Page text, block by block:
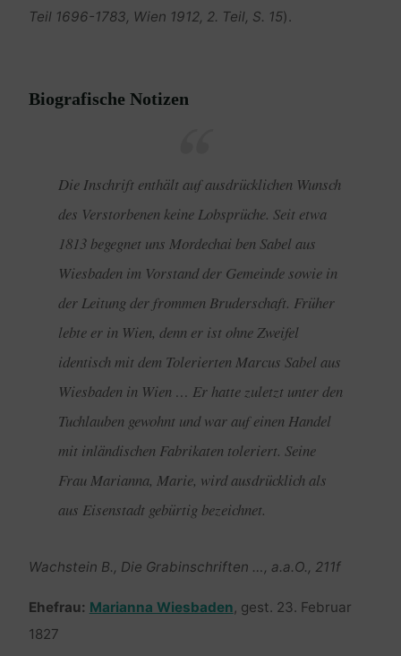
Teil 1696-1783, Wien 1912, 2. Teil, S. 15).
Biografische Notizen
Die Inschrift enthält auf ausdrücklichen Wunsch
des Verstorbenen keine Lobsprüche. Seit etwa
1813 begegnet uns Mordechai ben Sabel aus
Wiesbaden im Vorstand der Gemeinde sowie in
der Leitung der frommen Bruderschaft. Früher
lebte er in Wien, denn er ist ohne Zweifel
identisch mit dem Tolerierten Marcus Sabel aus
Wiesbaden in Wien … Er hatte zuletzt unter den
Tuchlauben gewohnt und war auf einen Handel
mit inländischen Fabrikaten toleriert. Seine
Frau Marianna, Marie, wird ausdrücklich als
aus Eisenstadt gebürtig bezeichnet.
Wachstein B., Die Grabinschriften …, a.a.O., 211f
Ehefrau: Marianna Wiesbaden, gest. 23. Februar
1827